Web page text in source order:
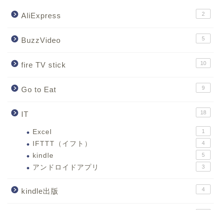
AliExpress 2
BuzzVideo 5
fire TV stick 10
Go to Eat 9
IT 18
Excel 1
IFTTT（イフト） 4
kindle 5
アンドロイドアプリ 3
kindle出版 4